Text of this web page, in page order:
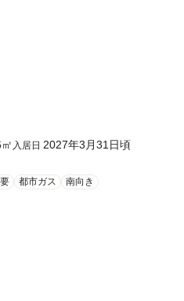
㎡ 入居日 2027年3月31日頃
都市ガス 南向き